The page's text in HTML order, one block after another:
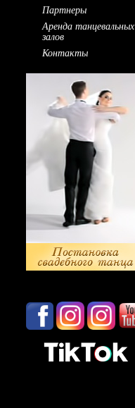
Партнеры
Аренда танцевальных
залов
Контакты